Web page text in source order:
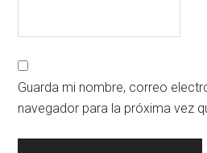
Guarda mi nombre, correo
navegador para la próxima vez